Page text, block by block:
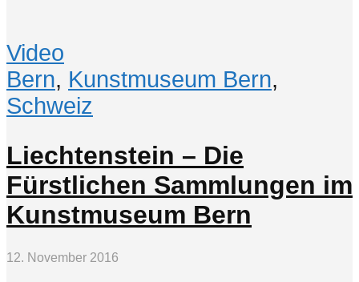
Video
Bern, Kunstmuseum Bern,
Schweiz
Liechtenstein – Die
Fürstlichen Sammlungen im
Kunstmuseum Bern
12. November 2016